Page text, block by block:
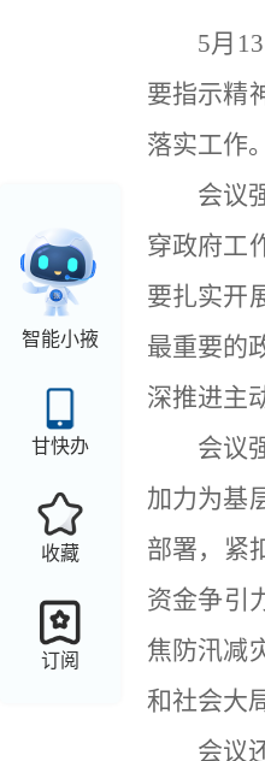
智能小掖
甘快办
收藏
订阅
5月
要指示精
落实工作。
会议
穿政府工
要扎实开
最重要的
深推进主
会议
加力为基
部署，紧
资金争引
焦防汛减
和社会大
会议